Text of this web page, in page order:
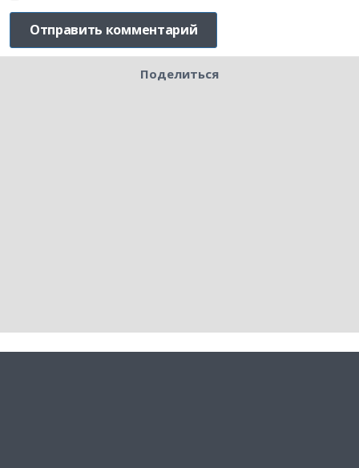
Поделиться